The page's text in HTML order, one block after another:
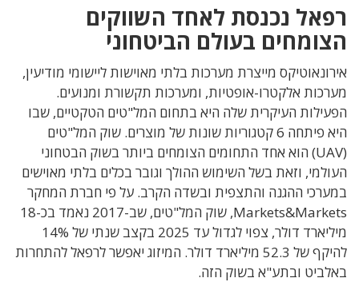
רפאל נכנסת לאחד השווקים
הצומחים בעולם הביטחוני
אירונאוטיקס מייצרת מערכות בלתי מאוישות ליישומי מודיעין,
מערכות אלקטרו-אופטיות, ומערכות תקשורת ומנועים.
הפעילות העיקרית שלה היא בתחום המל"טים הטקטיים, שבו
היא פיתחה 6 קטגוריות שונות של מוצרים. שוק המל"טים
(UAV) הוא אחד התחומים הצומחים ביותר בשוק הבטחוני
העולמי, וזאת בשל השימוש ההולך וגובר בכלים בלתי מאוישים
במערכי ההגנה והתצפית ובשדה הקרב. על פי חברת המחקר
Markets&Markets, שוק המל"טים, שב-2017 נאמד בכ-18
מיליארד דולר, צפוי לגדול עד 2025 בקצב שנתי של 14%
להיקף של 52.3 מיליארד דולר. המיזוג יאפשר לרפאל להתחרות
באלביט ובתע"א בשוק הזה.